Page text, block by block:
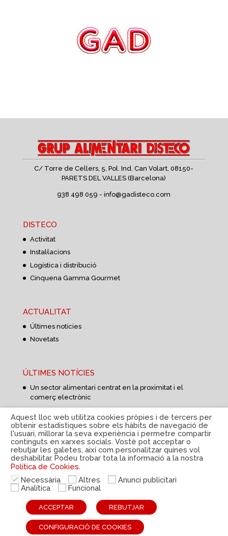
C/ Torre de Cellers, 5, Pol. Ind. Can Volart,08150-
PARETS DEL VALLES (Barcelona)
938 498 059 -info@gadisteco.com
DISTECO
Activitat
Instal·lacions
Logística i distribució
Cinquena Gamma Gourmet
ACTUALITAT
Últimes notícies
Novetats
ÚLTIMES NOTÍCIES
Un sector alimentari centrat en la proximitat i el
comerç electrònic
Una dieta sana i equilibrada a l’estiu
Aprovisionament d’aliments més curt i flexible
Política de privacitat|Avís Legal
Política de cookies
Sistema intern d'informació
Aquest lloc web utilitza cookies pròpies i de tercers per
obtenir estadístiques sobre els hàbits de navegació de
l'usuari, millorar la seva experiència i permetre compartir
continguts en xarxes socials. Vostè pot acceptar o
rebutjar les galetes, així com personalitzar quines vol
deshabilitar. Podeu trobar tota la informació a la nostra
Política de Cookies.
Necessària
Altres
Anunci publicitari
Analítica
Funcional
ACCEPTAR REBUTJAR
CONFIGURACIÓ DE COOKIES
ESP CAT ENG